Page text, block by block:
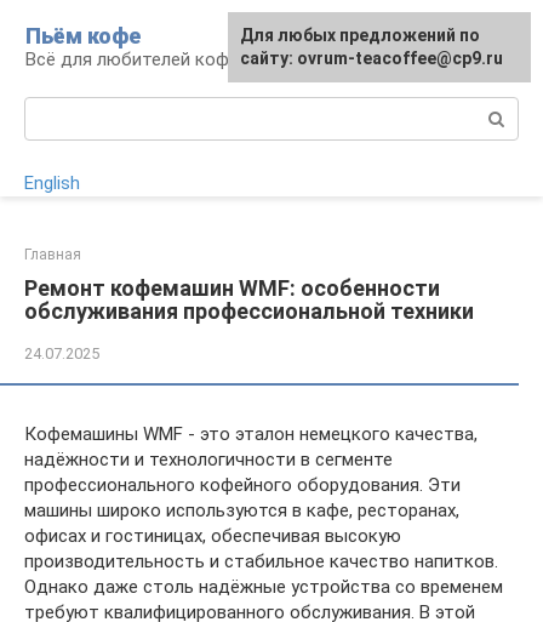
контенту
Пьём кофе
Всё для любителей кофе
English
Главная
Ремонт кофемашин WMF: особенности
обслуживания профессиональной техники
24.07.2025
Кофемашины WMF - это эталон немецкого качества,
надёжности и технологичности в сегменте
профессионального кофейного оборудования. Эти
машины широко используются в кафе, ресторанах,
офисах и гостиницах, обеспечивая высокую
производительность и стабильное качество напитков.
Однако даже столь надёжные устройства со временем
требуют квалифицированного обслуживания. В этой
Для любых предложений по
сайту: ovrum-teacoffee@cp9.ru
Для любых предложений по
сайту: ovrum-teacoffee@cp9.ru